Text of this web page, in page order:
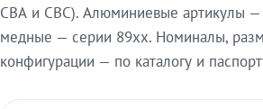
СВА и СВС). Алюминиевые артикулы —
медные — серии 89xx. Номиналы,
конфигурации — по каталогу и